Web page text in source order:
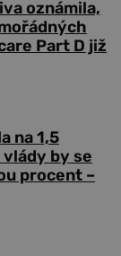
oznámila,
Part D již
na 1,5
by se
procent –